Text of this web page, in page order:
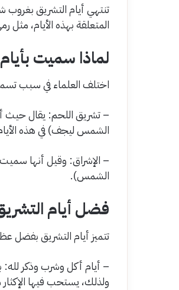
تنتهي أيام التشريق
المتعلقة بهذه الأيام،
لماذا سميت
اختلف العلماء في سبب
– تشريق اللحم: يقال حيث
الشمس ليجف) في هذه
– الإشراق: وقيل أنها
الشمس).
فضل أيام
تتميز أيام التشريق بفضل
– أيام أكل وشرب وذكر لله:
ولذلك، يستحب فيها الإكثار